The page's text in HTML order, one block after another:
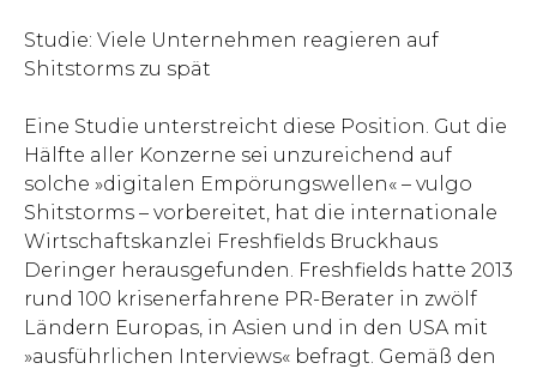
Studie: Viele Unternehmen reagieren auf
Shitstorms zu spät
Eine Studie unterstreicht diese Position. Gut die
Hälfte aller Konzerne sei unzureichend auf
solche »digitalen Empörungswellen« – vulgo
Shitstorms – vorbereitet, hat die internationale
Wirtschaftskanzlei Freshfields Bruckhaus
Deringer herausgefunden. Freshfields hatte 2013
rund 100 krisenerfahrene PR-Berater in zwölf
Ländern Europas, in Asien und in den USA mit
»ausführlichen Interviews« befragt. Gemäß den